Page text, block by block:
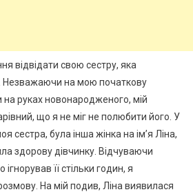
відвідати свою сестру, яка
на мою початкову
на руках новонародженого, мій
що я не міг не полюбити його. У
сестра, була інша жінка на ім’я Ліна,
здорову дівчинку. Відчуваючи
її стільки годин, я
На мій подив, Ліна виявилася